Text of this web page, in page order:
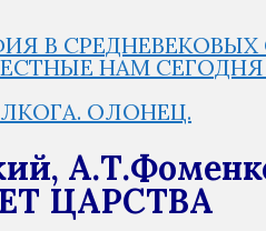
В
НАМ
ОЛОНЕЦ.
ЦАРСТВА